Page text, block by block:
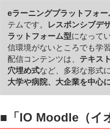
eラーニングプラットフォ
テムです。
レスポンシブデ
ラットフォーム型になって
信環境がないところでも学
配信コンテンツは、 テキス
穴埋め式など、多彩な形式
大学や病院、大企業を中心
■「IO Moodle（イ